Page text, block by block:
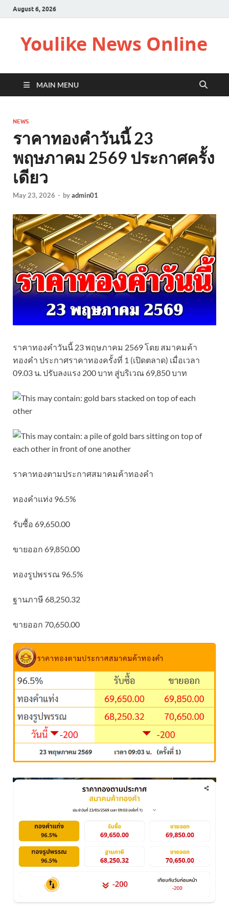
August 6, 2026
Youlike News Online
MAIN MENU
NEWS
ราคาทองคำวันนี้ 23
พฤษภาคม 2569 ประกาศครั้ง
เดียว
May 23, 2026 - byadmin01
ราคาทองคำวันนี้ 23 พฤษภาคม 2569 โดย สมาคมค้า
ทองคำ ประกาศราคาทองครั้งที่ 1 (เปิดตลาด) เมื่อเวลา
09.03 น. ปรับลงแรง 200 บาท สู่บริเวณ 69,850 บาท
ราคาทองตามประกาศสมาคมค้าทองคำ
ทองคำแท่ง 96.5%
รับซื้อ 69,650.00
ขายออก 69,850.00
ทองรูปพรรณ 96.5%
ฐานภาษี 68,250.32
ขายออก 70,650.00